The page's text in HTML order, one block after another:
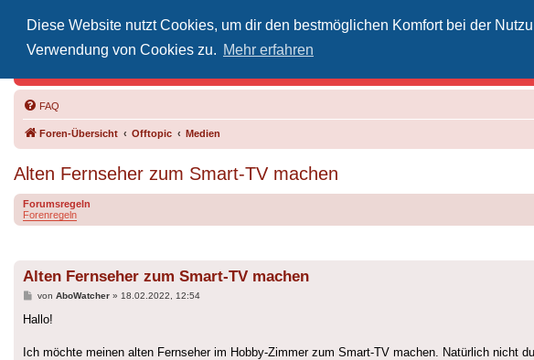
Diese Website nutzt Cookies, um dir den bestmöglichen Komfort bei der
Verwendung von Cookies zu. Mehr erfahren
FAQ
Foren-Übersicht Offtopic Medien
Alten Fernseher zum Smart-TV machen
Forumsregeln
Forenregeln
Alten Fernseher zum Smart-TV machen
Beitrag
von AboWatcher» 18.02.2022, 12:54
Hallo!
Ich möchte meinen alten Fernseher im Hobby-Zimmer zum Smart-TV machen. Natürlich nicht